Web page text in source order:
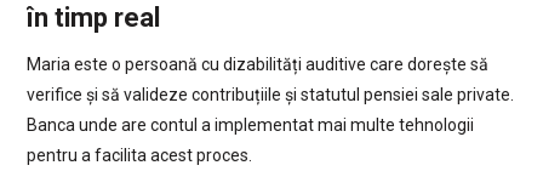
în timp real
Maria este o persoană cu dizabilități auditive care dorește să
verifice și să valideze contribuțiile și statutul pensiei sale private.
Banca unde are contul a implementat mai multe tehnologii
pentru a facilita acest proces.